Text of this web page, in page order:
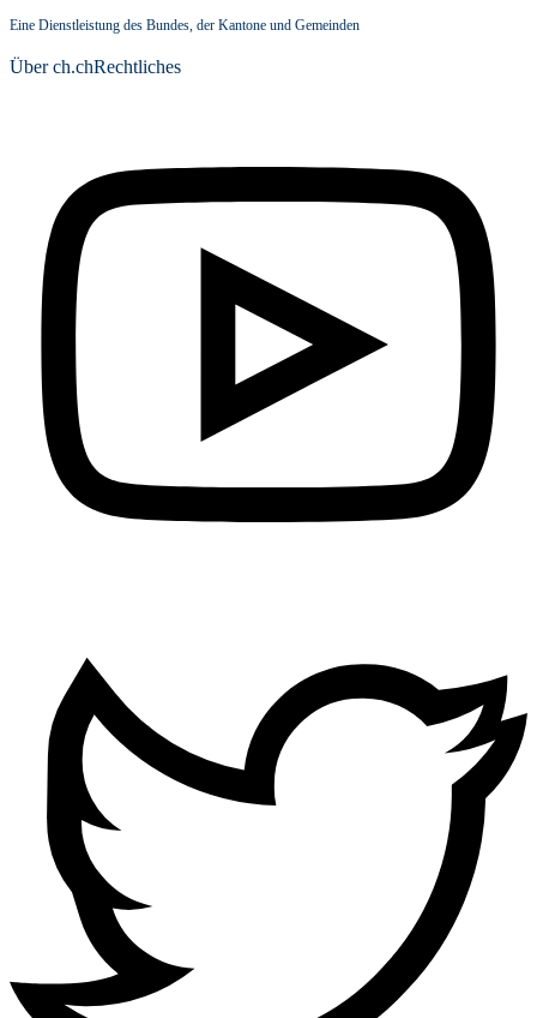
Eine Dienstleistung des Bundes, der Kantone und Gemeinden
Über ch.chRechtliches